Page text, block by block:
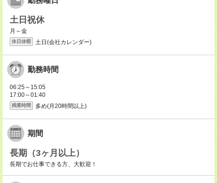
土日祝休
月～金
休日休暇 土日(会社カレンダー)
勤務時間
06:25～15:05
17:00～01:40
残業時間 多め(月20時間以上)
期間
長期（3ヶ月以上）
長期でお仕事できる方、大歓迎！